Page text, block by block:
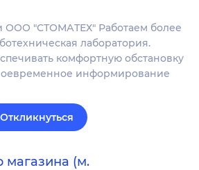
ООО "СТОМАТЕХ" Работаем более
лаборатория.
комфортную обстановку
информирование
Откликнуться
магазина (м.